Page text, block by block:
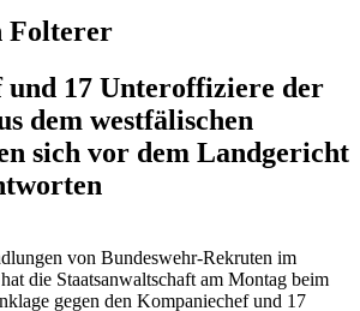
Folterer
und 17 Unteroffiziere der
dem westfälischen
sich vor dem Landgericht
von Bundeswehr-Rekruten im
die Staatsanwaltschaft am Montag beim
gegen den Kompaniechef und 17